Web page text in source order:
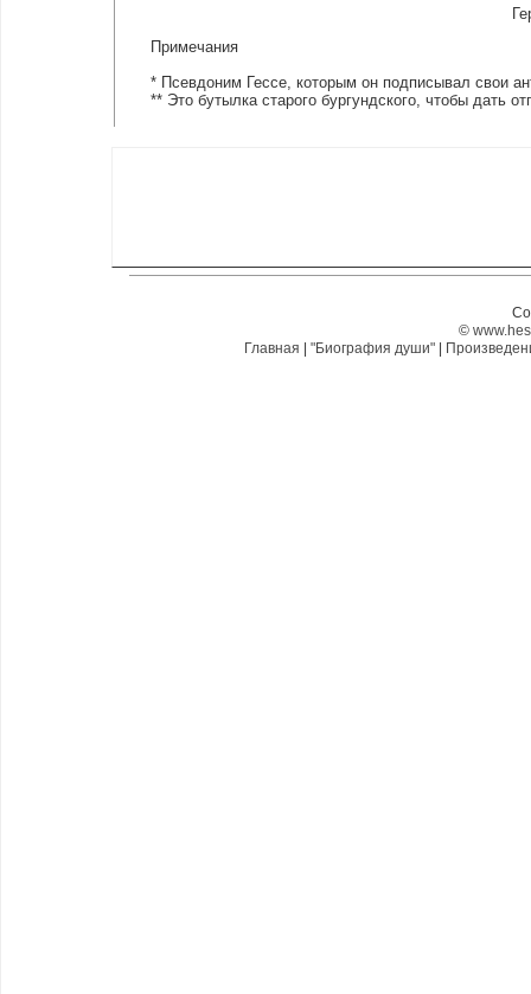
Примечания
* Псевдоним Гессе, которым он подписывал свои
** Это бутылка старого бургундского, чтобы дать
©
Главная
"Биография души"